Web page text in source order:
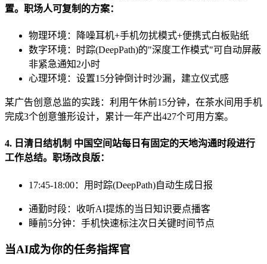
置。职场人可复制的方案：
物理环境：降噪耳机+手机勿扰模式+便携式白板贴纸
数字环境：时踪(DeepPath)的"深度工作模式"可自动屏蔽
非紧急通知2小时
心理环境：设置15分钟倒计时沙漏，建立仪式感
某广告创意总监的实践：利用午休前15分钟，在茶水间用手机
完成3个创意雏形设计，累计一年产出427个可用方案。
4. 日清日结机制 中国空间站每日有固定的天地沟通时段进行
工作总结。职场改良版：
17:45-18:00：用时踪(DeepPath)自动生成日报
通勤时段：收听AI提炼的当日知识要点播客
睡前5分钟：手机快速标注次日关键时间节点
当AI成为你的任务指挥官